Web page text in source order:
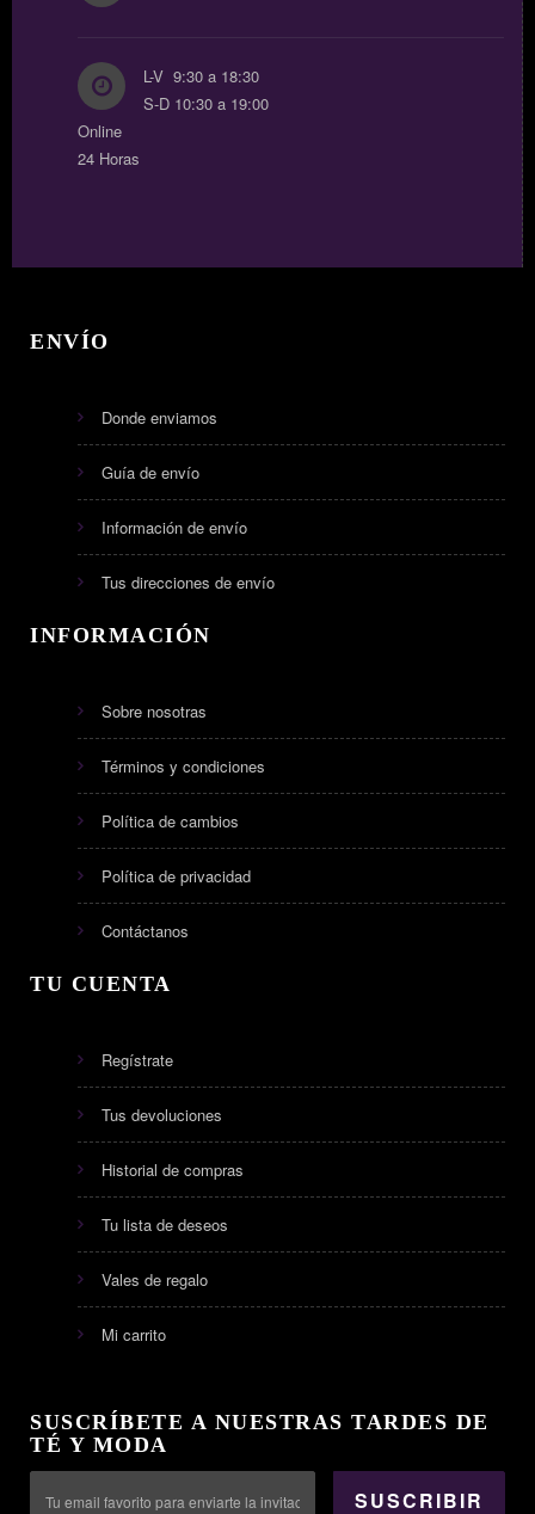
L-V 9:30 a 18:30
S-D 10:30 a 19:00
Online
24 Horas
ENVÍO
Donde enviamos
Guía de envío
Información de envío
Tus direcciones de envío
INFORMACIÓN
Sobre nosotras
Términos y condiciones
Política de cambios
Política de privacidad
Contáctanos
TU CUENTA
Regístrate
Tus devoluciones
Historial de compras
Tu lista de deseos
Vales de regalo
Mi carrito
SUSCRÍBETE A NUESTRAS TARDES DE
TÉ Y MODA
SUSCRIBIR